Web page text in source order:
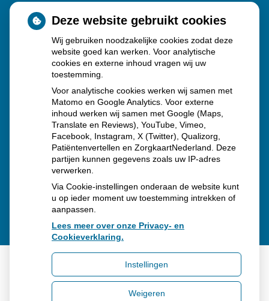
Sinds huisartsen afslankmedicijnen mogen voorschrijven,
neemt gebruik toe
Schurft sinds corona geen vergeten ziekte meer: aantal
uitbraken fors gestegen
Stoppen met afslankmedicijnen betekent zonder
leefstijlaanpassingen weer gewichtstoename
Kookadvies drinkwater in provincie Utrecht vanwege
besmetting
Uw Zorg Online|Beheer
Deze website gebruikt cookies
Wij gebruiken noodzakelijke cookies zodat deze
website goed kan werken. Voor analytische
cookies en externe inhoud vragen wij uw
toestemming.
Voor analytische cookies werken wij samen met
Matomo en Google Analytics. Voor externe
inhoud werken wij samen met Google (Maps,
Translate en Reviews), YouTube, Vimeo,
Facebook, Instagram, X (Twitter), Qualizorg,
Patiëntenvertellen en ZorgkaartNederland. Deze
partijen kunnen gegevens zoals uw IP-adres
verwerken.
Via Cookie-instellingen onderaan de website kunt
u op ieder moment uw toestemming intrekken of
aanpassen.
Lees meer over onze Privacy- en
Cookieverklaring.
Instellingen
Weigeren